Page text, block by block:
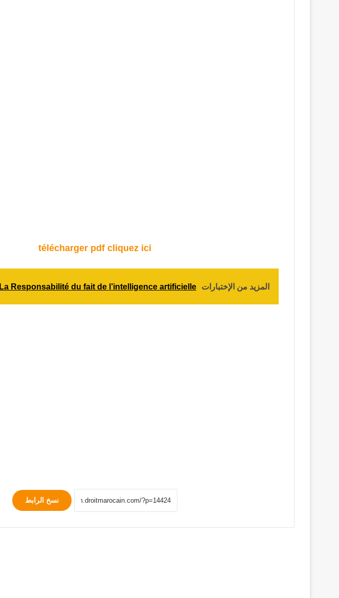
télécharger pdf cliquez ici
المزيد من الإختبارات La Responsabilité du fait de l’intelligence artificielle
نسخ الرابط